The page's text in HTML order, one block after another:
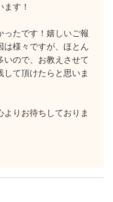
す！
ったです！嬉しいご報
は様々ですが、ほとん
いので、お教えさせて
て頂けたらと思いま
りお待ちしておりま